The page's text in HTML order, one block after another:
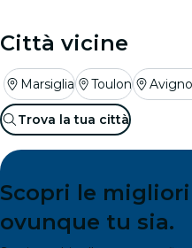
Città vicine
Marsiglia Toulon
Trova la tua città
Scopri le
ovunque tu sia.